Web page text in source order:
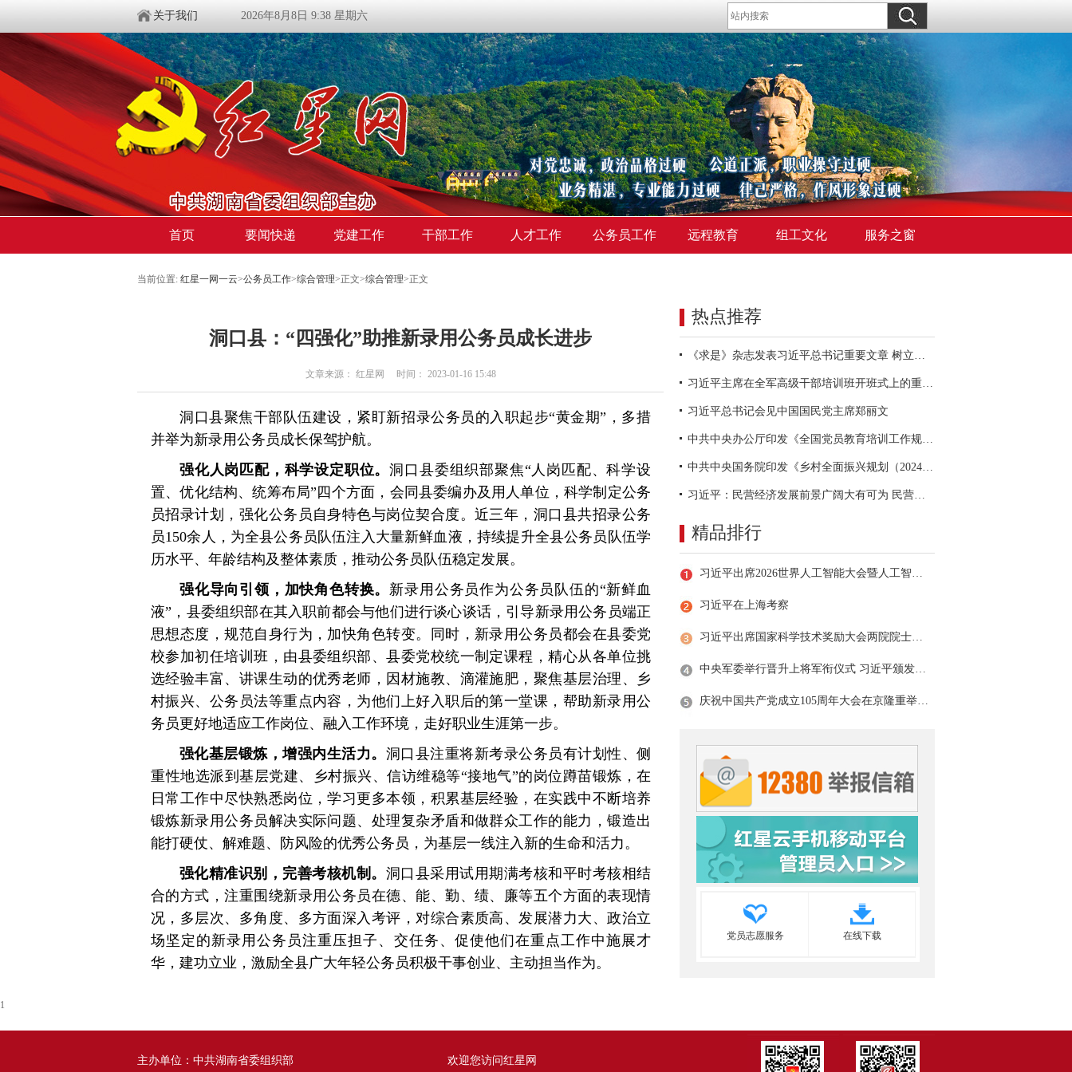
关于我们 2026年8月8日 9:38 星期六
首页 要闻快递 党建工作 干部工作 人才工作 公务员工作 远程教育 组工文化 服务之窗
当前位置: 红星一网一云>公务员工作>综合管理>正文>综合管理>正文
洞口县：“四强化”助推新录用公务员成长进步
文章来源： 红星网 时间： 2023-01-16 15:48
洞口县聚焦干部队伍建设，紧盯新招录公务员的入职起步“黄金期”，多措
并举为新录用公务员成长保驾护航。
强化人岗匹配，科学设定职位。洞口县委组织部聚焦“人岗匹配、科学设
置、优化结构、统筹布局”四个方面，会同县委编办及用人单位，科学制定公务
员招录计划，强化公务员自身特色与岗位契合度。近三年，洞口县共招录公务
员150余人，为全县公务员队伍注入大量新鲜血液，持续提升全县公务员队伍学
历水平、年龄结构及整体素质，推动公务员队伍稳定发展。
强化导向引领，加快角色转换。 新录用公务员作为公务员队伍的“新鲜血
液”，县委组织部在其入职前都会与他们进行谈心谈话，引导新录用公务员端正
思想态度，规范自身行为，加快角色转变。同时，新录用公务员都会在县委党
校参加初任培训班，由县委组织部、县委党校统一制定课程，精心从各单位挑
选经验丰富、讲课生动的优秀老师，因材施教、滴灌施肥，聚焦基层治理、乡
村振兴、公务员法等重点内容，为他们上好入职后的第一堂课，帮助新录用公
务员更好地适应工作岗位、融入工作环境，走好职业生涯第一步。
强化基层锻炼，增强内生活力。 洞口县注重将新考录公务员有计划性、侧
重性地选派到基层党建、乡村振兴、信访维稳等“接地气”的岗位蹲苗锻炼，在
日常工作中尽快熟悉岗位，学习更多本领，积累基层经验，在实践中不断培养
锻炼新录用公务员解决实际问题、处理复杂矛盾和做群众工作的能力，锻造出
能打硬仗、解难题、防风险的优秀公务员，为基层一线注入新的生命和活力。
强化精准识别，完善考核机制。 洞口县采用试用期满考核和平时考核相结
合的方式，注重围绕新录用公务员在德、能、勤、绩、廉等五个方面的表现情
况，多层次、多角度、多方面深入考评，对综合素质高、发展潜力大、政治立
场坚定的新录用公务员注重压担子、交任务、促使他们在重点工作中施展才
华，建功立业，激励全县广大年轻公务员积极干事创业、主动担当作为。
热点推荐
《求是》杂志发表习近平总书记重要文章 树立和践行正确政绩观
习近平主席在全军高级干部培训班开班式上的重要讲话引领全军开展思想整风、深化政治整训
习近平总书记会见中国国民党主席郑丽文
中共中央办公厅印发《全国党员教育培训工作规划（2024－2028年）》
中共中央国务院印发《乡村全面振兴规划（2024—2027年）》
习近平：民营经济发展前景广阔大有可为 民营企业和民营企业家大显身手正当其时
精品排行
习近平出席2026世界人工智能大会暨人工智能全球治理高级别会议开幕式并发表主旨讲话
习近平在上海考察
习近平出席国家科学技术奖励大会两院院士大会中国科协第十一次全国代表大会并发表重要讲话
中央军委举行晋升上将军衔仪式 习近平颁发命令状并向晋衔的军官表示祝贺
庆祝中国共产党成立105周年大会在京隆重举行 习近平发表重要讲话
党员志愿服务 在线下载
1
主办单位：中共湖南省委组织部 欢迎您访问红星网